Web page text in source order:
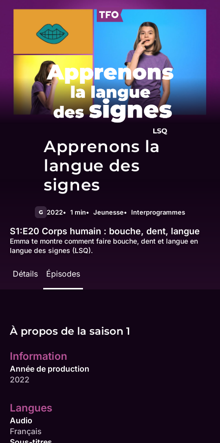
Apprenons la
langue des
signes
G 2022 1 min Jeunesse Interprogrammes
S1:E20 Corps humain : bouche, dent, langue
Emma te montre comment faire bouche, dent et langue en
langue des signes (LSQ).
Détails Épisodes
À propos de la saison 1
Information
Année de production
2022
Langues
Audio
Français